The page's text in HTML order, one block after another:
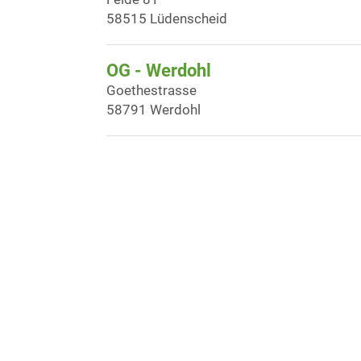
58515 Lüdenscheid
OG - Werdohl
Goethestrasse
58791 Werdohl